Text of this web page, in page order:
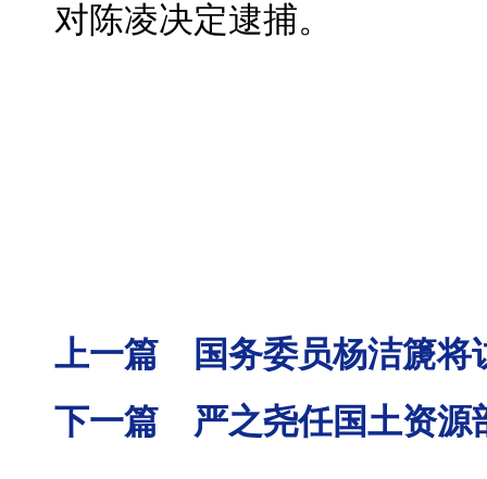
对陈凌决定逮捕。
上一篇 国务委员杨洁篪将
下一篇 严之尧任国土资源